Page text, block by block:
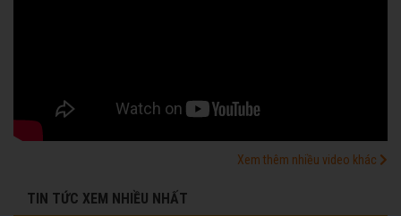
Xem thêm nhiều video khác
TIN TỨC XEM NHIỀU NHẤT